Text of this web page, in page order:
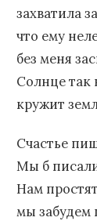
захватила
что ему
без меня
Солнце так
кружит
Счастье
Мы б
Нам
мы забудем